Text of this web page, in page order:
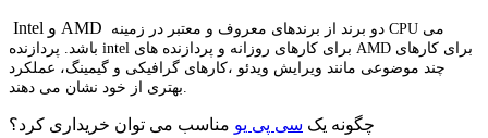
Intel و AMD دو برند
از برندهای معروف و معتبر در زمینه CPU می
باشد. پردازنده intel برای کارهای روزانه و پردازنده های AMD برای کارهای
چند موضوعی مانند ویرایش ویدئو ،کارهای گرافیکی و گیمینگ، عملکرد
چگونه یک سی پی یو مناسب می توان خریداری کرد؟